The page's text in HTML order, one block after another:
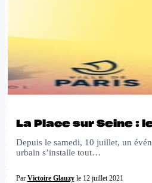
La Place sur Seine :
Depuis le samedi, 10 juillet, un
urbain s’installe tout…
Par Victoire Glauzyle 12 juillet 2021